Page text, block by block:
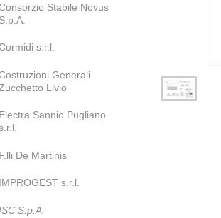
Stabile Novus
S.p.A.
s.r.l.
Generali
Livio
Electra Sannio Pugliano
F.lli De Martinis
IMPROGEST s.r.l.
ISC S.p.A.